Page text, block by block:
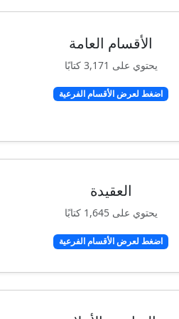
الأقسام العامة
يحتوي على 3,171 كتابًا
اضغط لعرض الأقسام الفرعية
العقيدة
يحتوي على 1,645 كتابًا
اضغط لعرض الأقسام الفرعية